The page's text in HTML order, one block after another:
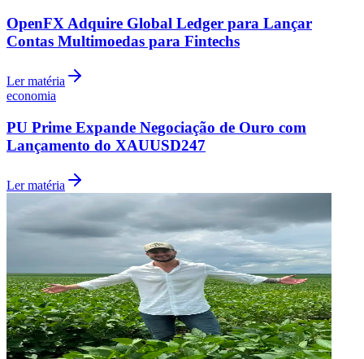
Flamengo
OpenFX Adquire Global Ledger para Lançar
Contas Multimoedas para Fintechs
Ler matéria
economia
PU Prime Expande Negociação de Ouro com
Lançamento do XAUUSD247
Ler matéria